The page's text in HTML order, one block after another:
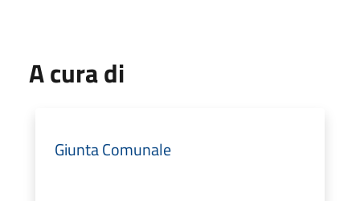
A cura di
Giunta Comunale